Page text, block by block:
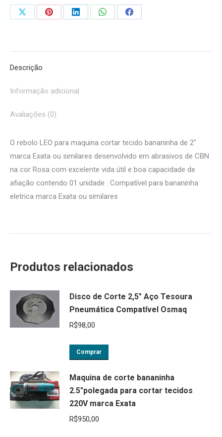
Share
Share
Share
Share
Share
Descrição
Informação adicional
Avaliações (0)
O rebolo LEO para maquina cortar tecido bananinha de 2″
marca Exata ou similares desenvolvido em abrasivos de CBN
na cor Rosa com excelente vida útil e boa capacidade de
afiação contendo 01 unidade . Compatível para bananinha
eletrica marca Exata ou similares
Produtos relacionados
Disco de Corte 2,5" Aço Tesoura
Pneumática Compatível Osmaq
R$98,00
Comprar
Maquina de corte bananinha
2.5"polegada para cortar tecidos
220V marca Exata
R$950,00